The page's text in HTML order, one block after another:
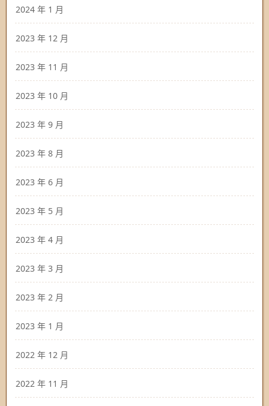
2024 年 1 月
2023 年 12 月
2023 年 11 月
2023 年 10 月
2023 年 9 月
2023 年 8 月
2023 年 6 月
2023 年 5 月
2023 年 4 月
2023 年 3 月
2023 年 2 月
2023 年 1 月
2022 年 12 月
2022 年 11 月